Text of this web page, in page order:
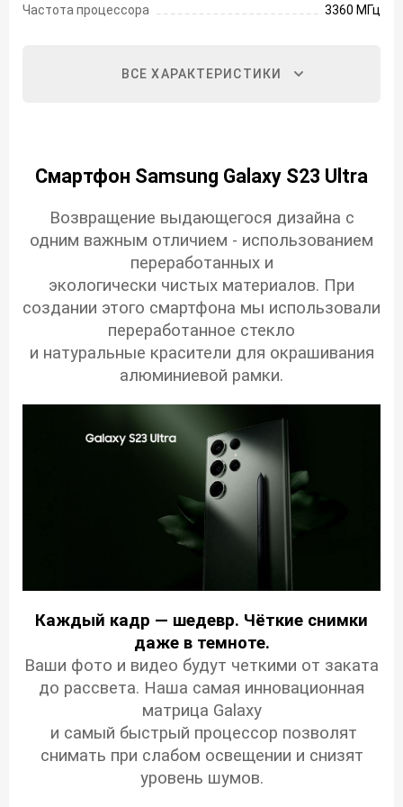
Частота процессора 3360 МГц
ВСЕ ХАРАКТЕРИСТИКИ
Смартфон Samsung Galaxy S23 Ultra
Возвращение выдающегося дизайна с
одним важным отличием - использованием
переработанных и
экологически чистых материалов. При
создании этого смартфона мы использовали
переработанное стекло
и натуральные красители для окрашивания
алюминиевой рамки.
Каждый кадр — шедевр. Чёткие снимки
даже в темноте.
Ваши фото и видео будут четкими от заката
до рассвета. Наша самая инновационная
матрица Galaxy
и самый быстрый процессор позволят
снимать при слабом освещении и снизят
уровень шумов.